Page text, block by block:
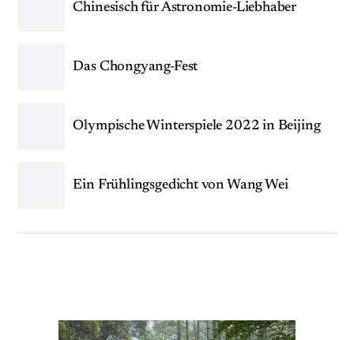
Chinesisch für Astronomie-Liebhaber
Das Chongyang-Fest
Olympische Winterspiele 2022 in Beijing
Ein Frühlingsgedicht von Wang Wei